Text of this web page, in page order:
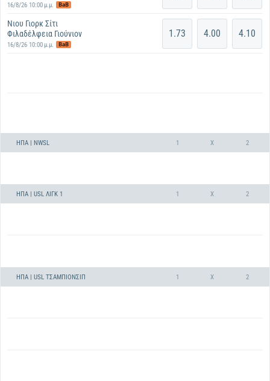
16/8/26 10:00 μ.μ. BaB
Νιου Γιορκ Σίτι
Φιλαδέλφεια Γιούνιον
16/8/26 10:00 μ.μ. BaB
1.73 4.00 4.10
ΗΠΑ | NWSL 1 X 2
ΗΠΑ | USL ΛΙΓΚ 1 1 X 2
ΗΠΑ | USL ΤΣΆΜΠΙΟΝΣΙΠ 1 X 2